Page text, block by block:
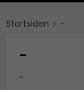
Startsiden -
-
-